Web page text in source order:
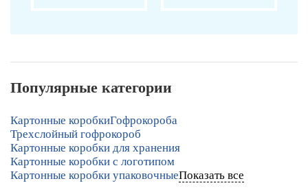
Популярные категории
Картонные коробкиГофрокороба
Трехслойный гофрокороб
Картонные коробки для хранения
Картонные коробки с логотипом
Картонные коробки упаковочныеПоказать все